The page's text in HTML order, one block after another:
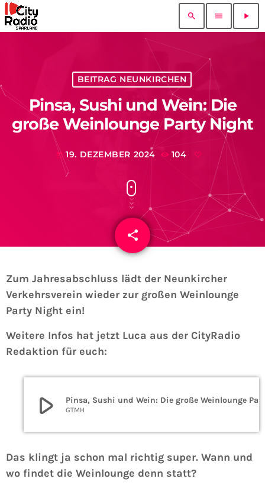
search menu play_arrow
BEITRAG NEUNKIRCHEN
Pinsa, Sushi und Wein: Die
große Weinlounge Party Night
today 19. DEZEMBER 2024 104
share
email
Zum Jahresabschluss lädt der Neunkircher
Verkehrsverein wieder zur großen Weinlounge
Party Night ein!
Weitere Infos hat jetzt Luca aus der CityRadio
Redaktion für euch:
play_arrow GTMH
Das klingt ja schon mal richtig super. Wann und
wo findet die Weinlounge denn statt?